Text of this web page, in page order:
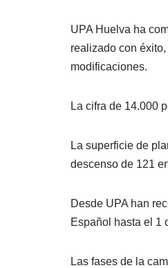
UPA Huelva ha
realizado con
modificaciones.
La cifra de 14.000
La superficie de
descenso de 121
Desde UPA han
Español hasta el 1
Las fases de la